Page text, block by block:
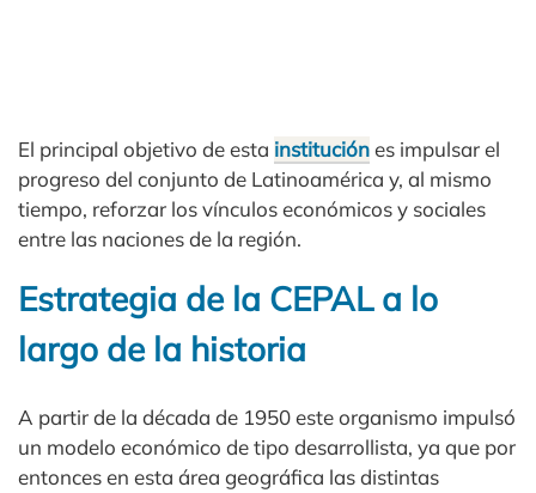
El principal objetivo de esta instituciónes impulsar el
progreso del conjunto de Latinoamérica y, al mismo
tiempo, reforzar los vínculos económicos y sociales
entre las naciones de la región.
Estrategia de la CEPAL a lo
largo de la historia
A partir de la década de 1950 este organismo impulsó
un modelo económico de tipo desarrollista, ya que por
entonces en esta área geográfica las distintas